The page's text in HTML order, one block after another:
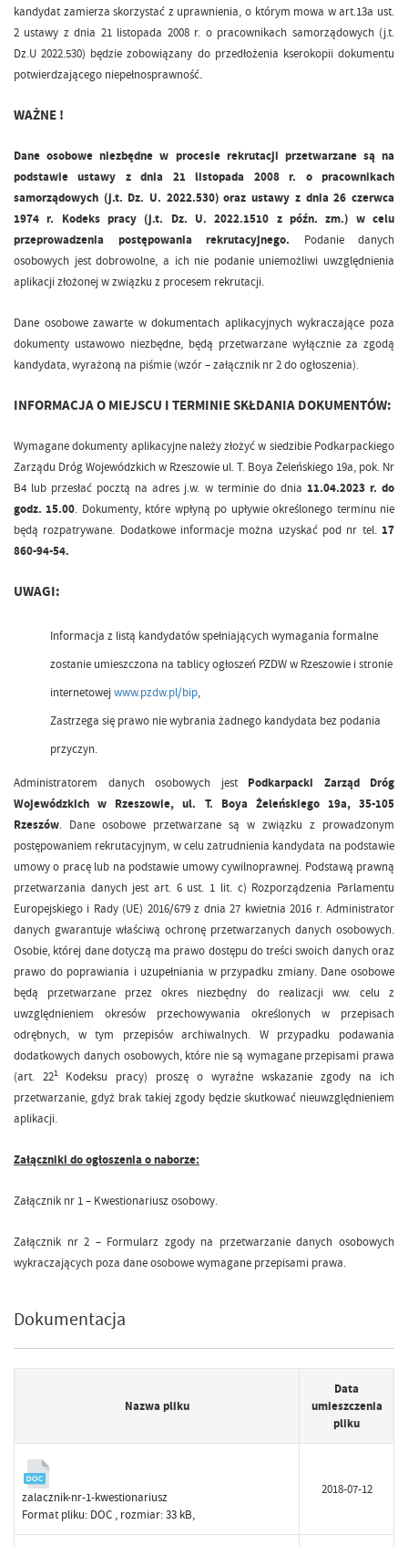
kandydat zamierza skorzystać z uprawnienia, o którym mowa w art.13a ust.
2 ustawy z dnia 21 listopada 2008 r. o pracownikach samorządowych (j.t.
Dz.U 2022.530) będzie zobowiązany do przedłożenia kserokopii dokumentu
potwierdzającego niepełnosprawność.
WAŻNE !
Dane osobowe niezbędne w procesie rekrutacji przetwarzane są na
podstawie ustawy z dnia 21 listopada 2008 r. o pracownikach
samorządowych (j.t. Dz. U. 2022.530) oraz ustawy z dnia 26 czerwca
1974 r. Kodeks pracy (j.t. Dz. U. 2022.1510 z późn. zm.) w celu
przeprowadzenia postępowania rekrutacyjnego. Podanie danych
osobowych jest dobrowolne, a ich nie podanie uniemożliwi uwzględnienia
aplikacji złożonej w związku z procesem rekrutacji.
Dane osobowe zawarte w dokumentach aplikacyjnych wykraczające poza
dokumenty ustawowo niezbędne, będą przetwarzane wyłącznie za zgodą
kandydata, wyrażoną na piśmie (wzór – załącznik nr 2 do ogłoszenia).
INFORMACJA O MIEJSCU I TERMINIE SKŁDANIA DOKUMENTÓW:
Wymagane dokumenty aplikacyjne należy złożyć w siedzibie Podkarpackiego
Zarządu Dróg Wojewódzkich w Rzeszowie ul. T. Boya Żeleńskiego 19a, pok. Nr
B4 lub przesłać pocztą na adres j.w. w terminie do dnia 11.04.2023 r. do
godz. 15.00. Dokumenty, które wpłyną po upływie określonego terminu nie
będą rozpatrywane. Dodatkowe informacje można uzyskać pod nr tel. 17
860-94-54.
UWAGI:
Informacja z listą kandydatów spełniających wymagania formalne
zostanie umieszczona na tablicy ogłoszeń PZDW w Rzeszowie i stronie
internetowejwww.pzdw.pl/bip,
Zastrzega się prawo nie wybrania żadnego kandydata bez podania
przyczyn.
Administratorem danych osobowych jest Podkarpacki Zarząd Dróg
Wojewódzkich w Rzeszowie, ul. T. Boya Żeleńskiego 19a, 35-105
Rzeszów. Dane osobowe przetwarzane są w związku z prowadzonym
postępowaniem rekrutacyjnym, w celu zatrudnienia kandydata na podstawie
umowy o pracę lub na podstawie umowy cywilnoprawnej. Podstawą prawną
przetwarzania danych jest art. 6 ust. 1 lit. c) Rozporządzenia Parlamentu
Europejskiego i Rady (UE) 2016/679 z dnia 27 kwietnia 2016 r. Administrator
danych gwarantuje właściwą ochronę przetwarzanych danych osobowych.
Osobie, której dane dotyczą ma prawo dostępu do treści swoich danych oraz
prawo do poprawiania i uzupełniania w przypadku zmiany. Dane osobowe
będą przetwarzane przez okres niezbędny do realizacji ww. celu z
uwzględnieniem okresów przechowywania określonych w przepisach
odrębnych, w tym przepisów archiwalnych. W przypadku podawania
dodatkowych danych osobowych, które nie są wymagane przepisami prawa
(art. 221 Kodeksu pracy) proszę o wyraźne wskazanie zgody na ich
przetwarzanie, gdyż brak takiej zgody będzie skutkować nieuwzględnieniem
aplikacji.
Załączniki do ogłoszenia o naborze:
Załącznik nr 1 – Kwestionariusz osobowy.
Załącznik nr 2 – Formularz zgody na przetwarzanie danych osobowych
wykraczających poza dane osobowe wymagane przepisami prawa.
Dokumentacja
Nazwa pliku
Data
umieszczenia
pliku
zalacznik-nr-1-kwestionariusz
Format pliku: DOC , rozmiar: 33 kB,
2018-07-12